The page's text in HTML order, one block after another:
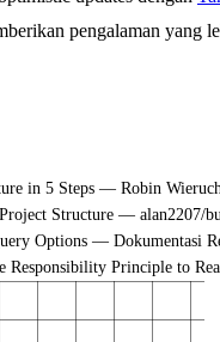
pengalaman yang
in 5 Steps — Robin Wieruch
Structure — alan2207/
Options — Dokumentasi
Responsibility Principle to